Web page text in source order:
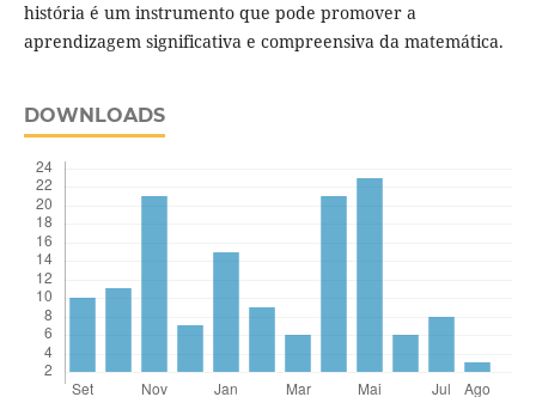
história é um instrumento que pode promover a
aprendizagem significativa e compreensiva da matemática.
DOWNLOADS